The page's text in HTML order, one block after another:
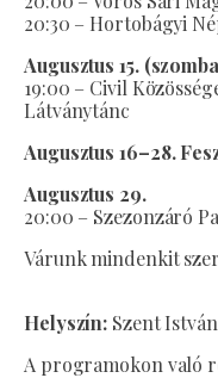
20:30 – Hortobágyi
Augusztus 15.
19:00 – Civil
Látványtánc
Augusztus 16–28.
Augusztus 29.
20:00 – Szezonzáró
Várunk mindenkit
Helyszín: Szent
A programokon való